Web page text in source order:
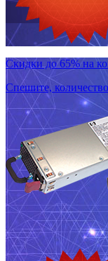
Скидки до 65% на
Спешите,